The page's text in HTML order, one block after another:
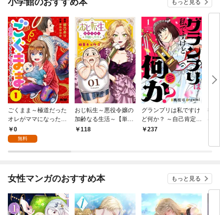
もっと見る
ごくまま～極道だった
オレがママになった話
～【単話】（１）
0
無料
おじ転生～悪役令嬢の
加齢なる生活～【単
話】（１）
118
グランプリは私ですけ
ど何か？ ～自己肯定モ
ンスターのミスコン無
237
後
は
女性マンガのおすすめ本 もっと見る